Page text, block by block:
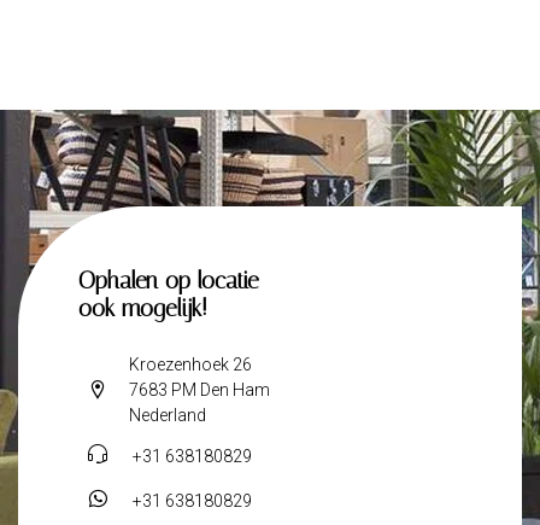
Ophalen op locatie
ook mogelijk!
Kroezenhoek 26
7683 PM Den Ham
Nederland
+31 638180829
+31 638180829